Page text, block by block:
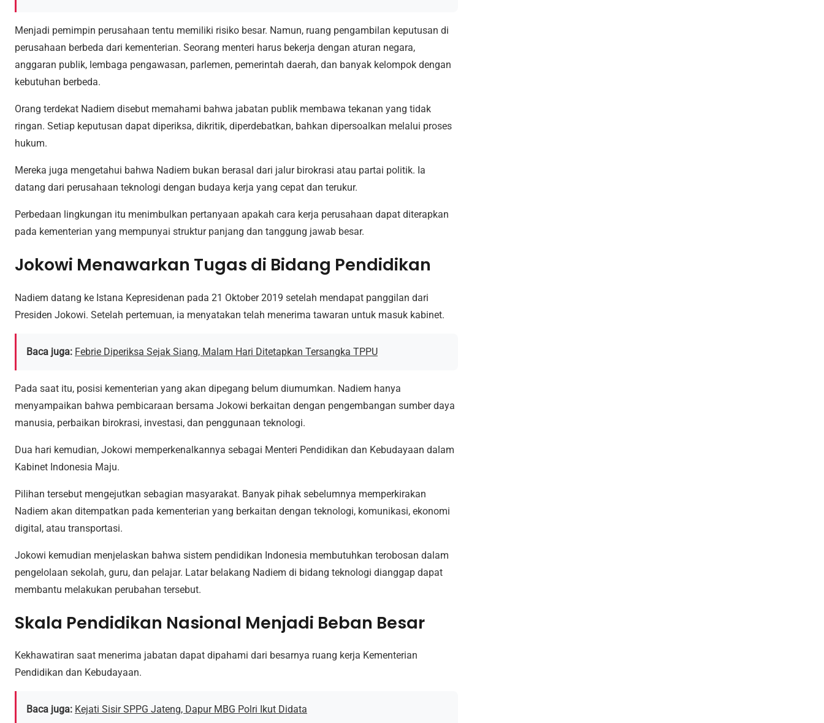
Menjadi pemimpin perusahaan tentu memiliki risiko besar. Namun, ruang pengambilan keputusan di
perusahaan berbeda dari kementerian. Seorang menteri harus bekerja dengan aturan negara,
anggaran publik, lembaga pengawasan, parlemen, pemerintah daerah, dan banyak kelompok dengan
kebutuhan berbeda.
Orang terdekat Nadiem disebut memahami bahwa jabatan publik membawa tekanan yang tidak
ringan. Setiap keputusan dapat diperiksa, dikritik, diperdebatkan, bahkan dipersoalkan melalui proses
hukum.
Mereka juga mengetahui bahwa Nadiem bukan berasal dari jalur birokrasi atau partai politik. Ia
datang dari perusahaan teknologi dengan budaya kerja yang cepat dan terukur.
Perbedaan lingkungan itu menimbulkan pertanyaan apakah cara kerja perusahaan dapat diterapkan
pada kementerian yang mempunyai struktur panjang dan tanggung jawab besar.
Jokowi Menawarkan Tugas di Bidang Pendidikan
Nadiem datang ke Istana Kepresidenan pada 21 Oktober 2019 setelah mendapat panggilan dari
Presiden Jokowi. Setelah pertemuan, ia menyatakan telah menerima tawaran untuk masuk kabinet.
Baca juga: Febrie Diperiksa Sejak Siang, Malam Hari Ditetapkan Tersangka TPPU
Pada saat itu, posisi kementerian yang akan dipegang belum diumumkan. Nadiem hanya
menyampaikan bahwa pembicaraan bersama Jokowi berkaitan dengan pengembangan sumber daya
manusia, perbaikan birokrasi, investasi, dan penggunaan teknologi.
Dua hari kemudian, Jokowi memperkenalkannya sebagai Menteri Pendidikan dan Kebudayaan dalam
Kabinet Indonesia Maju.
Pilihan tersebut mengejutkan sebagian masyarakat. Banyak pihak sebelumnya memperkirakan
Nadiem akan ditempatkan pada kementerian yang berkaitan dengan teknologi, komunikasi, ekonomi
digital, atau transportasi.
Jokowi kemudian menjelaskan bahwa sistem pendidikan Indonesia membutuhkan terobosan dalam
pengelolaan sekolah, guru, dan pelajar. Latar belakang Nadiem di bidang teknologi dianggap dapat
membantu melakukan perubahan tersebut.
Skala Pendidikan Nasional Menjadi Beban Besar
Kekhawatiran saat menerima jabatan dapat dipahami dari besarnya ruang kerja Kementerian
Pendidikan dan Kebudayaan.
Baca juga: Kejati Sisir SPPG Jateng, Dapur MBG Polri Ikut Didata